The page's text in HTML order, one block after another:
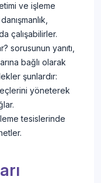
ve işleme
çalışabilirler.
sorusunun yanıtı,
bağlı olarak
şunlardır:
yöneterek
tesislerinde